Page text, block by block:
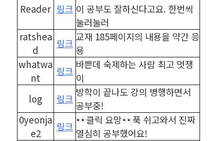
Reader 링크 이 공부도 잘하신다고요. 한번씩
눌러눌러
ratshea
d
링크
교재 185페이지의 내용을 약간 응
용
whatwa
nt
링크
바쁜데 숙제하는 사람 최고 멋쟁
이
log
링크
방학이 끝나도 강의 병행하면서
공부중!
0yeonja
e2
링크
클릭 요망
푹 쉬고와서 진짜
열심히 공부했어요!